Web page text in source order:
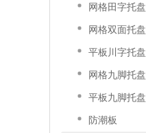
网格田字托盘
网格双面托盘
平板川字托盘
网格九脚托盘
平板九脚托盘
防潮板